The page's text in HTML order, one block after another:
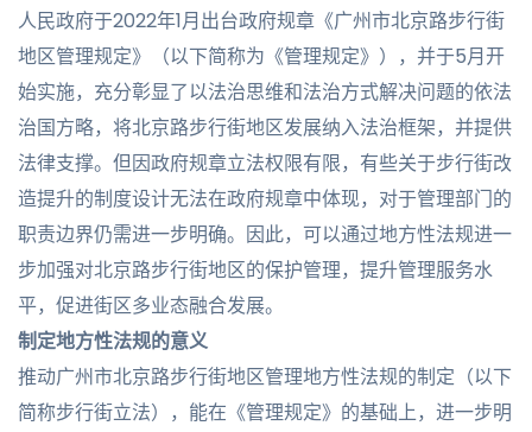
人民政府于2022年1月出台政府规章《广州市北京路步行街
地区管理规定》（以下简称为《管理规定》），并于5月开
始实施，充分彰显了以法治思维和法治方式解决问题的依法
治国方略，将北京路步行街地区发展纳入法治框架，并提供
法律支撑。但因政府规章立法权限有限，有些关于步行街改
造提升的制度设计无法在政府规章中体现，对于管理部门的
职责边界仍需进一步明确。因此，可以通过地方性法规进一
步加强对北京路步行街地区的保护管理，提升管理服务水
平，促进街区多业态融合发展。
制定地方性法规的意义
推动广州市北京路步行街地区管理地方性法规的制定（以下
简称步行街立法），能在《管理规定》的基础上，进一步明